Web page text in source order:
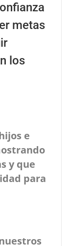
metas
los
e
y que
para